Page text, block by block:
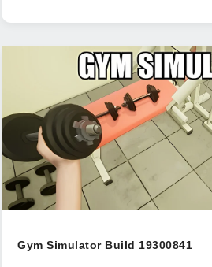
Gym Simulator Build 19300841